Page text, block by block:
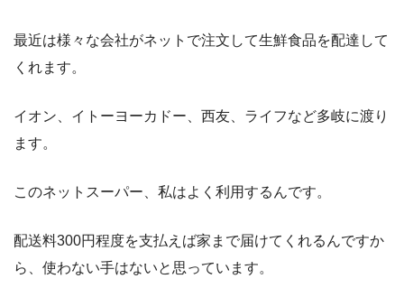
最近は様々な会社がネットで注文して生鮮食品を配達して
くれます。
イオン、イトーヨーカドー、西友、ライフなど多岐に渡り
ます。
このネットスーパー、私はよく利用するんです。
配送料300円程度を支払えば家まで届けてくれるんですか
ら、使わない手はないと思っています。